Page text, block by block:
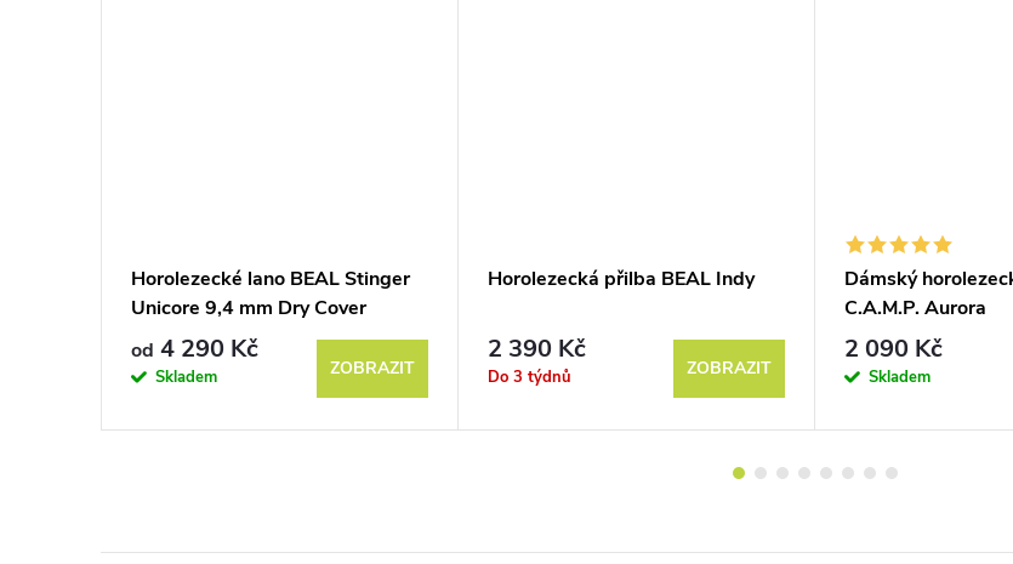
Horolezecké lano BEAL Stinger
Unicore 9,4 mm Dry Cover
od 4 290 Kč
Skladem ZOBRAZIT
Horolezecká přilba BEAL Indy
2 390 Kč
Do 3 týdnů ZOBRAZIT
Dámský
C.A.M.P. Aurora
2 090 Kč
Skladem